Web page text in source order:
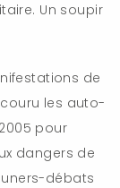
Un soupir
de
les auto-
pour
dangers de
débats